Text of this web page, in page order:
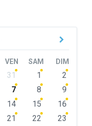
VEN SAM DIM
31 1
2
7 8
9
14 15
16
21 22
23